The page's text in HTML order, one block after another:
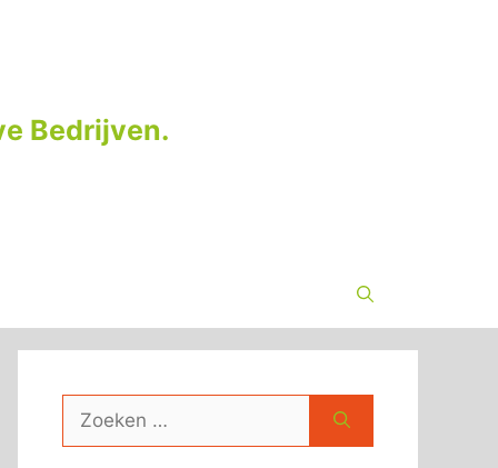
Bedrijven.
naar: